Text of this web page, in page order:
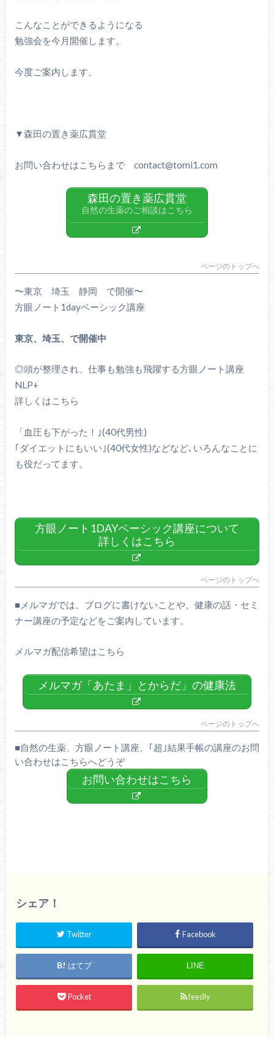
こんなことができるようになる
勉強会を今月開催します。
今度ご案内します。
▼森田の置き薬広貫堂
お問い合わせはこちらまで contact@tomi1.com
森田の置き薬広貫堂
自然の生薬のご相談はこちら
ページのトップへ
〜東京 埼玉 静岡 で開催〜
方眼ノート1dayベーシック講座
東京、埼玉、で開催中
◎頭が整理され、仕事も勉強も飛躍する方眼ノート講座
NLP+
詳しくはこちら
「血圧も下がった！｣(40代男性)
｢ダイエットにもいい｣(40代女性)などなど､いろんなことに
も役だってます。
方眼ノート1DAYベーシック講座について
詳しくはこちら
ページのトップへ
■メルマガでは、ブログに書けないことや、健康の話・セミ
ナー講座の予定などをご案内しています。
メルマガ配信希望はこちら
メルマガ「あたま」とからだ」の健康法
ページのトップへ
■自然の生薬、方眼ノート講座、｢超｣結果手帳の講座のお問
い合わせはこちらへどうぞ
お問い合わせはこちら
シェア！
Twitter Facebook
はてブ LINE
Pocket feedly